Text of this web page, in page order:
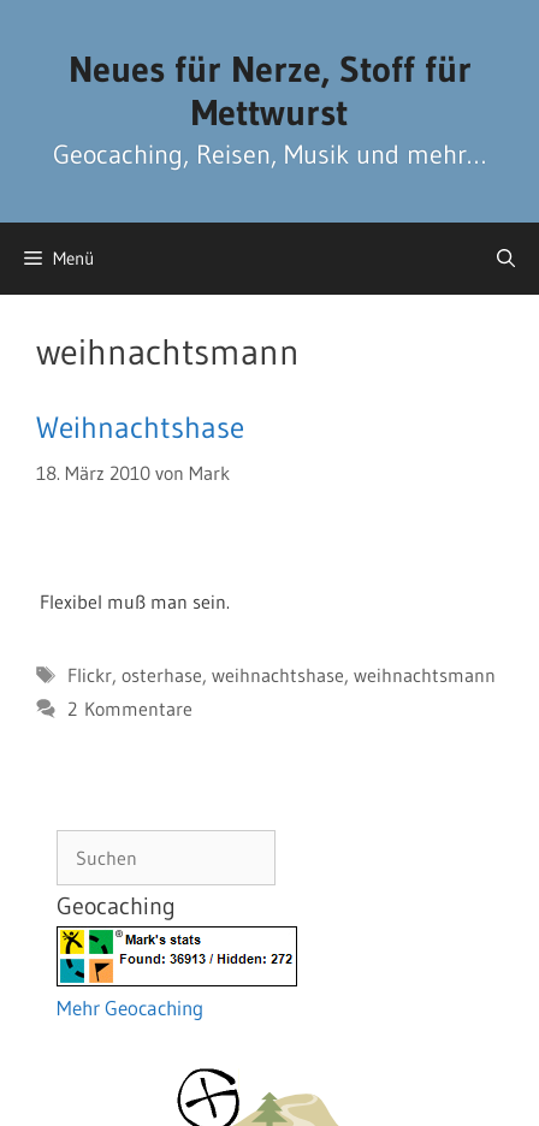
Neues für Nerze, Stoff für
Mettwurst
Geocaching, Reisen, Musik und mehr…
Menü
weihnachtsmann
Weihnachtshase
18. März 2010 von Mark
Flexibel muß man sein.
Schlagwörter
Flickr, osterhase, weihnachtshase, weihnachtsmann
2 Kommentare
Geocaching
Mehr Geocaching